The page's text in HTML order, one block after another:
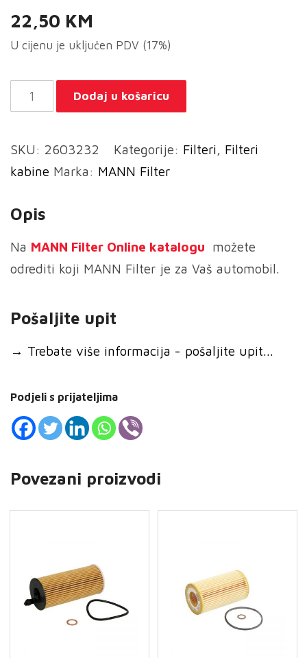
22,50 KM
U cijenu je uključen PDV (17%)
25
-
Filter
količina
Dodaj u košaricu
SKU: 2603232 Kategorije: Filteri, Filteri
kabine Marka: MANN Filter
Opis
Na MANN Filter Online katalogu možete
odrediti koji MANN Filter je za Vaš automobil.
Pošaljite upit
→ Trebate više informacija - pošaljite upit...
Podjeli s prijateljima
Povezani proizvodi